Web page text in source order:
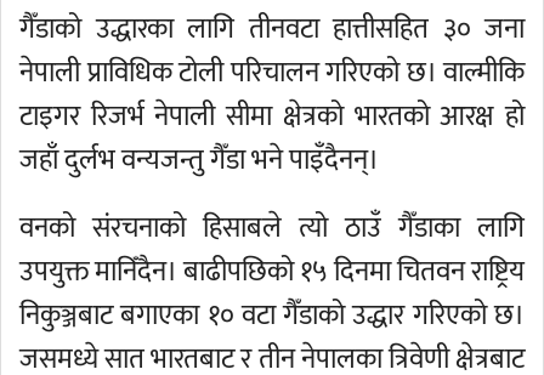
गैँडाको उद्धारका लागि तीनवटा हात्तीसहित ३० जना
नेपाली प्राविधिक टोली परिचालन गरिएको छ। वाल्मीकि
टाइगर रिजर्भ नेपाली सीमा क्षेत्रको भारतको आरक्ष हो
जहाँ दुर्लभ वन्यजन्तु गैँडा भने पाइँदैनन्।
वनको संरचनाको हिसाबले त्यो ठाउँ गैँडाका लागि
उपयुक्त मानिँदैन। बाढीपछिको १५ दिनमा चितवन राष्ट्रिय
निकुञ्जबाट बगाएका १० वटा गैँडाको उद्धार गरिएको छ।
जसमध्ये सात भारतबाट र तीन नेपालका त्रिवेणी क्षेत्रबाट